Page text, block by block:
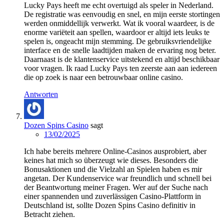
Lucky Pays heeft me echt overtuigd als speler in Nederland.
De registratie was eenvoudig en snel, en mijn eerste stortingen
werden onmiddellijk verwerkt. Wat ik vooral waardeer, is de
enorme variëteit aan spellen, waardoor er altijd iets leuks te
spelen is, ongeacht mijn stemming. De gebruiksvriendelijke
interface en de snelle laadtijden maken de ervaring nog beter.
Daarnaast is de klantenservice uitstekend en altijd beschikbaar
voor vragen. Ik raad Lucky Pays ten zeerste aan aan iedereen
die op zoek is naar een betrouwbaar online casino.
Antworten
Dozen Spins Casino sagt
13/02/2025
Ich habe bereits mehrere Online-Casinos ausprobiert, aber
keines hat mich so überzeugt wie dieses. Besonders die
Bonusaktionen und die Vielzahl an Spielen haben es mir
angetan. Der Kundenservice war freundlich und schnell bei
der Beantwortung meiner Fragen. Wer auf der Suche nach
einer spannenden und zuverlässigen Casino-Plattform in
Deutschland ist, sollte Dozen Spins Casino definitiv in
Betracht ziehen.